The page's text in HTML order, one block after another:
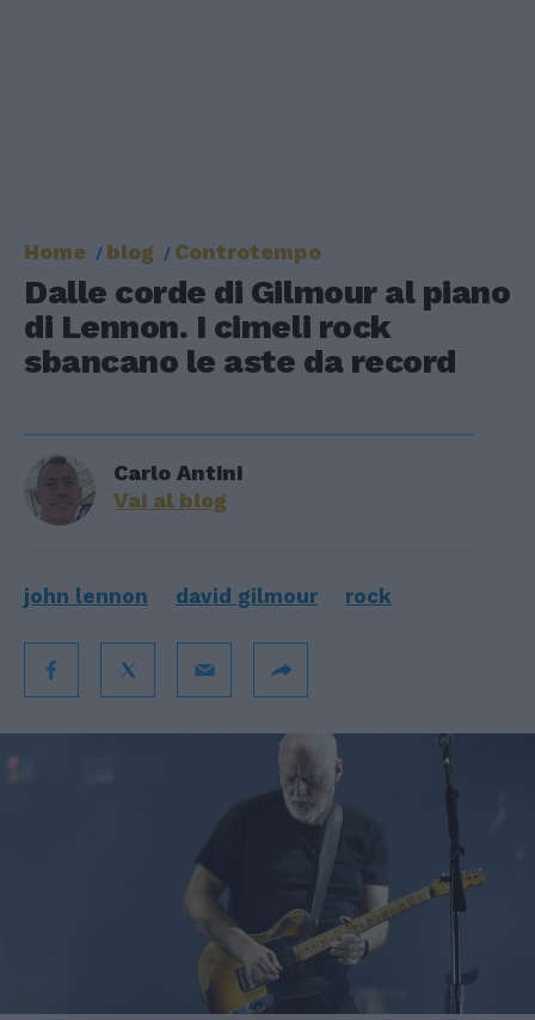
Home blog Controtempo
Dalle corde di Gilmour al piano
di Lennon. I cimeli rock
sbancano le aste da record
Carlo Antini
Vai al blog
john lennon david gilmour rock